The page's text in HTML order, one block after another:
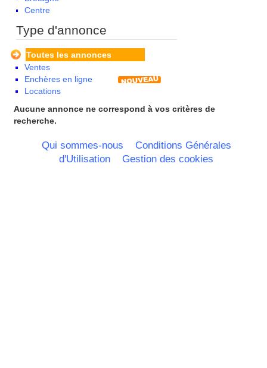
Centre
Corse
Franche Comte - Suisse
Guadeloupe
Guyane
Haute Normandie
Ile de France
La Réunion
Languedoc Roussillon
Lorraine
Martinique
Type d'annonce
Toutes les annonces
Ventes
Enchères en ligne
Locations
Aucune annonce ne correspond à vos critères de
recherche.
Qui sommes-nous
Conditions Générales
d'Utilisation
Gestion des cookies